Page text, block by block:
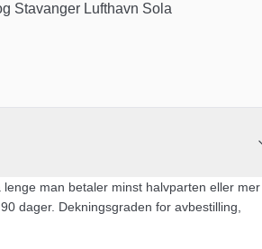
Stavanger Lufthavn Sola
man betaler minst halvparten eller mer
dager. Dekningsgraden for avbestilling,